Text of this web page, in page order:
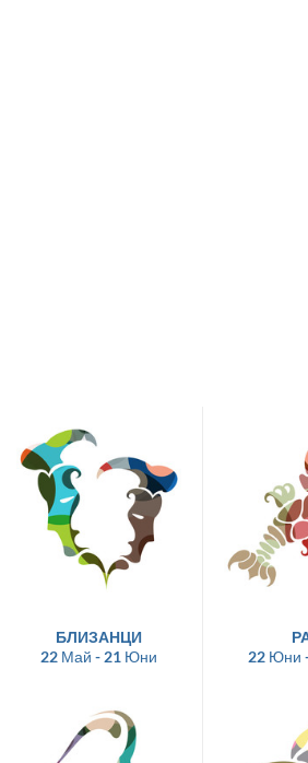
БЛИЗАНЦИ
22 Май - 21 Юни
22 Юни